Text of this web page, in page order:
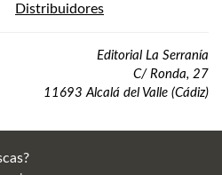
Distribuidores
Editorial La Serranía
C/ Ronda, 27
11693 Alcalá del Valle (Cádiz)